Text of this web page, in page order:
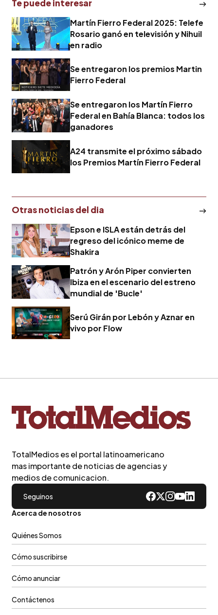
Te puede interesar
Martín Fierro Federal 2025: Telefe
Rosario ganó en televisión y Nihuil
en radio
Se entregaron los premios Martin
Fierro Federal
Se entregaron los Martín Fierro
Federal en Bahía Blanca: todos los
ganadores
A24 transmite el próximo sábado
los Premios Martín Fierro Federal
Otras noticias del dia
Epson e ISLA están detrás del
regreso del icónico meme de
Shakira
Patrón y Arón Piper convierten
Ibiza en el escenario del estreno
mundial de 'Bucle'
Serú Girán por Lebón y Aznar en
vivo por Flow
TotalMedios es el portal latinoamericano
mas importante de noticias de agencias y
medios de comunicacion.
Seguinos
Acerca de nosotros
Quiénes Somos
Cómo suscribirse
Cómo anunciar
Contáctenos